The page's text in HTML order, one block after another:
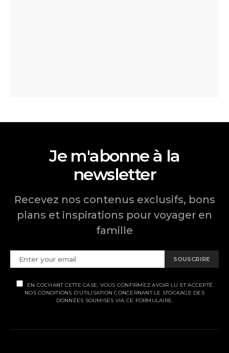
Je m'abonne à la
newsletter
Recevez nos contenus exclusifs, bons
plans et inspirations pour voyager en
famille
SOUSCRIRE
EN COCHANT CETTE CASE, VOUS CONFIRMEZ AVOIR LU ET ACCEPTÉ
NOS CONDITIONS D'UTILISATION CONCERNANT LE STOCKAGE DES
DONNÉES SOUMISES VIA CE FORMULAIRE.